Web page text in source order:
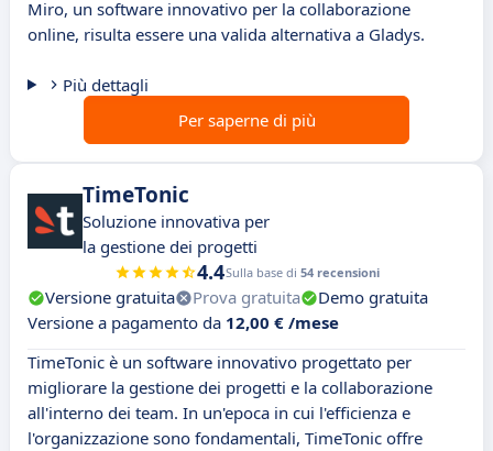
Miro, un software innovativo per la collaborazione
online, risulta essere una valida alternativa a Gladys.
Più dettagli
Per saperne di più
TimeTonic
Soluzione innovativa per
la gestione dei progetti
4.4Sulla base di 54 recensioni
Versione gratuita Prova gratuita
Demo gratuita
Versione a pagamento da 12,00 € /mese
TimeTonic è un software innovativo progettato per
migliorare la gestione dei progetti e la collaborazione
all'interno dei team. In un'epoca in cui l'efficienza e
l'organizzazione sono fondamentali, TimeTonic offre